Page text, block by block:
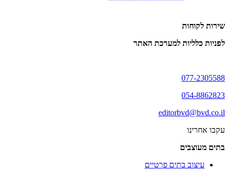
שירות לקוחות
לפניות כלליות למערכת האתר
077-2305588
054-8862823
editorbvd@bvd.co.il
עקבו אחרינו
בתים מעוצבים
עיצוב בתים פרטיים